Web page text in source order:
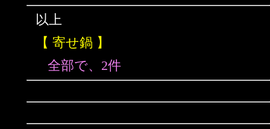
以上
【 寄せ鍋 】
全部で、2件